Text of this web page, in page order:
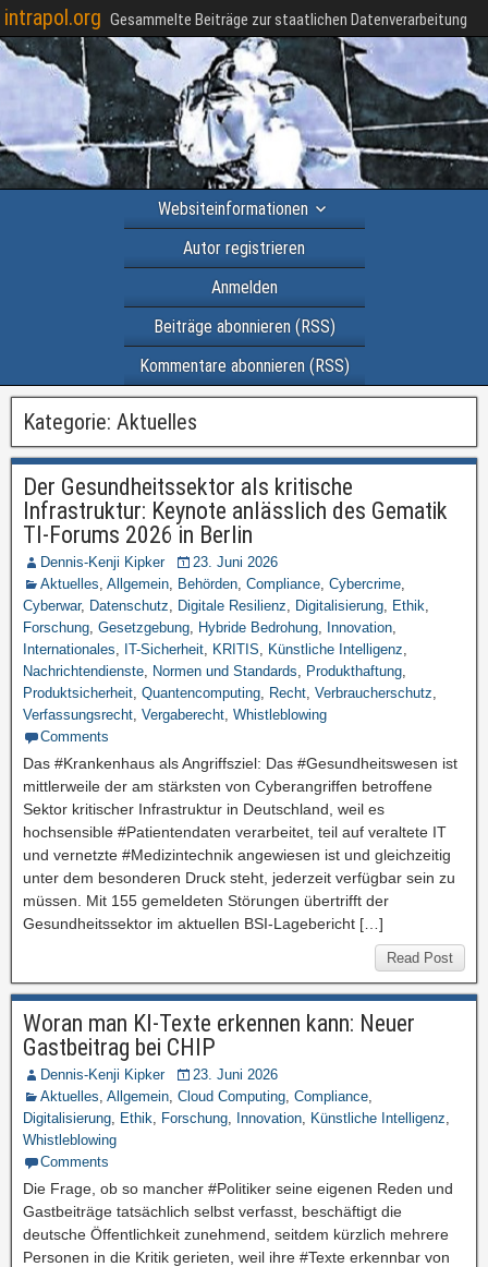
intrapol.org Gesammelte Beiträge zur staatlichen Datenverarbeitung
Websiteinformationen
Autor registrieren
Anmelden
Beiträge abonnieren (RSS)
Kommentare abonnieren (RSS)
Kategorie: Aktuelles
Der Gesundheitssektor als kritische
Infrastruktur: Keynote anlässlich des Gematik
TI-Forums 2026 in Berlin
Dennis-Kenji Kipker
23. Juni 2026
Aktuelles, Allgemein, Behörden, Compliance, Cybercrime,
Cyberwar, Datenschutz, Digitale Resilienz, Digitalisierung, Ethik,
Forschung, Gesetzgebung, Hybride Bedrohung, Innovation,
Internationales, IT-Sicherheit, KRITIS, Künstliche Intelligenz,
Nachrichtendienste, Normen und Standards, Produkthaftung,
Produktsicherheit, Quantencomputing, Recht, Verbraucherschutz,
Verfassungsrecht, Vergaberecht, Whistleblowing
Comments
Das #Krankenhaus als Angriffsziel: Das #Gesundheitswesen ist
mittlerweile der am stärksten von Cyberangriffen betroffene
Sektor kritischer Infrastruktur in Deutschland, weil es
hochsensible #Patientendaten verarbeitet, teil auf veraltete IT
und vernetzte #Medizintechnik angewiesen ist und gleichzeitig
unter dem besonderen Druck steht, jederzeit verfügbar sein zu
müssen. Mit 155 gemeldeten Störungen übertrifft der
Gesundheitssektor im aktuellen BSI-Lagebericht […]
Read Post
Woran man KI-Texte erkennen kann: Neuer
Gastbeitrag bei CHIP
Dennis-Kenji Kipker
23. Juni 2026
Aktuelles, Allgemein, Cloud Computing, Compliance,
Digitalisierung, Ethik, Forschung, Innovation, Künstliche Intelligenz,
Whistleblowing
Comments
Die Frage, ob so mancher #Politiker seine eigenen Reden und
Gastbeiträge tatsächlich selbst verfasst, beschäftigt die
deutsche Öffentlichkeit zunehmend, seitdem kürzlich mehrere
Personen in die Kritik gerieten, weil ihre #Texte erkennbar von